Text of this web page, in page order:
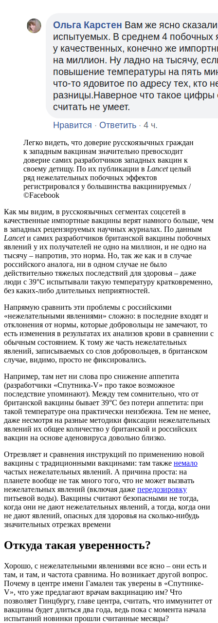
Легко видеть, что доверие русскоязычных граждан
к западным вакцинам значительно превосходит
доверие самих разработчиков западных вакцин к
своему детищу. По их публикации в Lancetцелый
ряд нежелательных побочных эффектов
регистрировался у большинства вакцинируемых /
©Facebook
Как мы видим, в русскоязычных сегментах соцсетей в
качественные импортные вакцины верят намного больше, чем
в западных рецензируемых научных журналах. По данным
Lancetи самих разработчиков британской вакцины побочных
явлений у их получателей не одно на миллион, и не одно на
тысячу – напротив, это норма. Но, так же как и в случае
российского аналога, ни в одном случае не было
действительно тяжелых последствий для здоровья – даже
люди с 39°C испытывали такую температуру кратковременно,
без каких-либо длительных неприятностей.
Напрямую сравнить эти проблемы с российскими
«нежелательными явлениями» сложно: в последние входят и
отклонения от нормы, которые добровольцы не замечают, то
есть изменения в результатах их анализов крови в сравнении с
обычным состоянием. К тому же часть нежелательных
явлений, записываемых со слов добровольцев, в британском
случае, видимо, просто не фиксировались.
Например, там нет ни слова про снижение аппетита
(разработчики «Спутника-V» про такое возможное
последствие упоминают). Между тем сомнительно, что от
британской вакцины бывает 39°C без потери аппетита: при
такой температуре она практически неизбежна. Тем не менее,
даже несмотря на разные методики фиксации нежелательных
явлений их общее количество у британской и российских
вакцин на основе аденовируса довольно близко.
Отрезвляет и сравнения инструкций по применению новой
вакцины с традиционными вакцинами: там также немало
частых нежелательных явлений. А причина проста: на
планете вообще не так много того, что не может вызвать
нежелательных явлений (включая даже передозировку
питьевой воды). Вакцины считают безопасными не тогда,
когда они не дают нежелательных явлений, а тогда, когда они
не дают явлений, опасных для здоровья на сколько-нибудь
значительных отрезках времени
Откуда такая уверенность?
Хорошо, с нежелательными явлениями все ясно – они есть и
там, и там, и частота сравнима. Но возникает другой вопрос.
Почему в центре имени Гамалеи так уверены в «Спутнике-
V», что уже предлагают врачам вакцинацию им? Что
позволяет Гинцбургу, главе центра, считать, что иммунитет от
вакцины будет длиться два года, ведь пока с момента начала
испытаний новинки прошли считанные месяцы?